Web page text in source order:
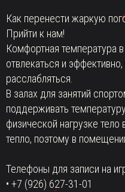
Как перенести жаркую
Прийти к нам!
Комфортная температура
отвлекаться и
расслабляться.
В залах для занятий
поддерживать
физической нагрузке
тепло, поэтому в
Телефоны для записи на
• +7 (926) 627-31-01